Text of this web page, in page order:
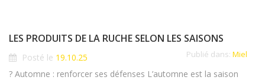
LES PRODUITS DE LA RUCHE SELON LES SAISONS
Publié dans: Miel
Posté le 19.10.25
? Automne : renforcer ses défenses L’automne est la saison